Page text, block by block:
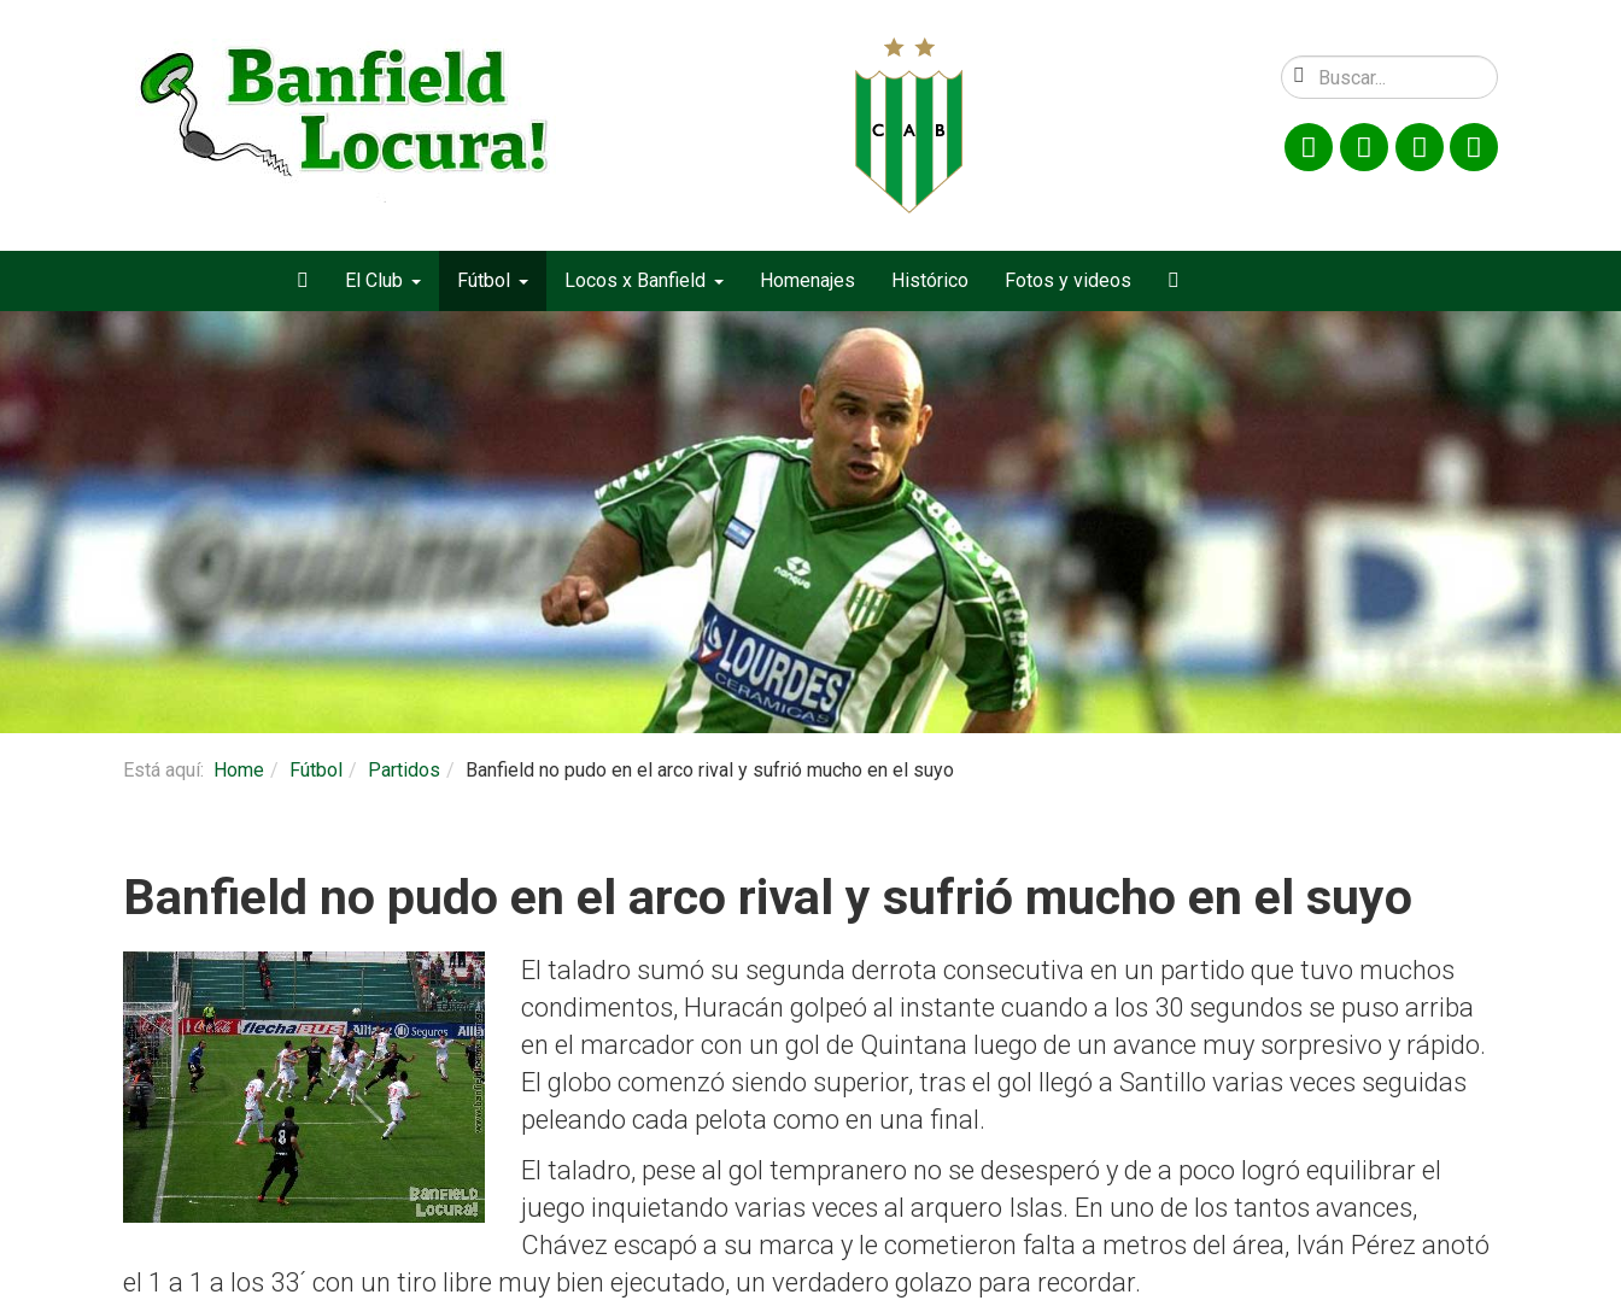
El Club Fútbol Locos x Banfield Homenajes Histórico Fotos y videos
Está aquí: Home Fútbol Partidos Banfield no pudo en el arco rival y sufrió mucho en el suyo
Banfield no pudo en el arco rival y sufrió mucho en el suyo
El taladro sumó su segunda derrota consecutiva en un partido que tuvo muchos
condimentos, Huracán golpeó al instante cuando a los 30 segundos se puso arriba
en el marcador con un gol de Quintana luego de un avance muy sorpresivo y rápido.
El globo comenzó siendo superior, tras el gol llegó a Santillo varias veces seguidas
peleando cada pelota como en una final.
El taladro, pese al gol tempranero no se desesperó y de a poco logró equilibrar el
juego inquietando varias veces al arquero Islas. En uno de los tantos avances,
Chávez escapó a su marca y le cometieron falta a metros del área, Iván Pérez anotó
el 1 a 1 a los 33´ con un tiro libre muy bien ejecutado, un verdadero golazo para recordar.